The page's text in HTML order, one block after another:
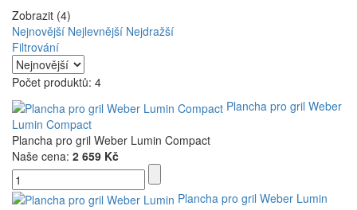
Zobrazit (4)
Nejnovější Nejlevnější Nejdražší
Filtrování
Počet produktů: 4
Plancha pro gril Weber
Lumin Compact
Plancha pro gril Weber Lumin Compact
Naše cena: 2 659 Kč
Plancha pro gril Weber Lumin